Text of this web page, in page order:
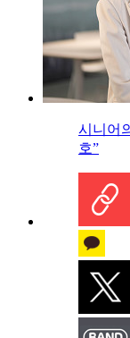
시니어
호”